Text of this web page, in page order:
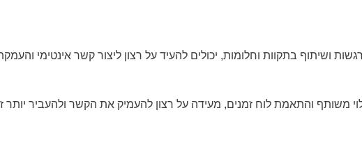
ושיתוף בתקוות וחלומות, יכולים להעיד על רצון ליצור קשר אינטימי
משותף והתאמת לוח זמנים, מעידה על רצון להעמיק את הקשר ולהעביר יותר